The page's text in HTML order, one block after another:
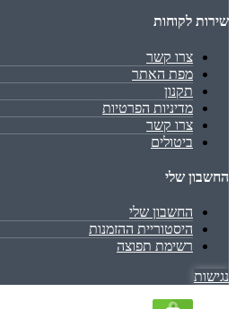
שירות לקוחות
צרו קשר
מפת האתר
תקנון
מדיניות הפרטיות
צרו קשר
ביטולים
החשבון שלי
החשבון שלי
היסטוריית ההזמנות
רשימת תפוצה
נגישות